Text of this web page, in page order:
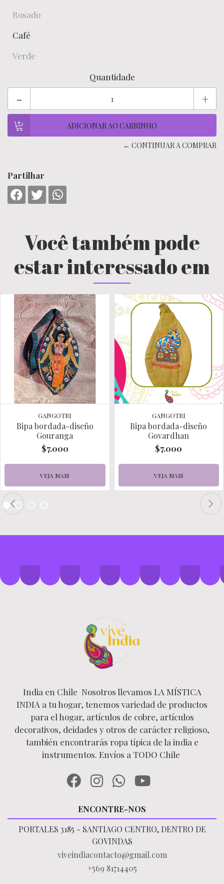
Rosado
Café
Verde
Quantidade
- +
← CONTINUAR A COMPRAR
Partilhar
Você também pode
estar interessado em
GANGOTRI
Bipa bordada-diseño
Gouranga
$7.000
VEJA MAIS
GANGOTRI
Bipa bordada-diseño
Govardhan
$7.000
VEJA MAIS
India en Chile Nosotros llevamos LA MÍSTICA
INDIA a tu hogar, tenemos variedad de productos
para el hogar, artículos de cobre, artículos
decorativos, deidades y otros de carácter religioso,
también encontrarás ropa típica de la india e
instrumentos. Envíos a TODO Chile
ENCONTRE-NOS
PORTALES 3185 - SANTIAGO CENTRO, DENTRO DE
GOVINDAS
viveindiacontacto@gmail.com
+569 81714405